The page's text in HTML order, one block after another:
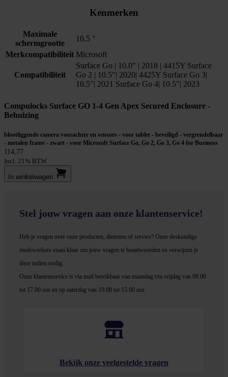
Kenmerken
Maximale
schermgrootte
10.5 "
Merkcompatibiliteit Microsoft
Compatibiliteit
Surface Go | 10.0" | 2018 | 4415Y Surface
Go 2 | 10.5"| 2020| 4425Y Surface Go 3|
10.5"| 2021 Surface Go 4| 10.5"| 2023
Compulocks Surface GO 1-4 Gen Apex Secured Enclosure -
Behuizing
blootliggende camera voorachter en sensors - voor tablet - beveiligd - vergrendelbaar
- metalen frame - zwart - voor Microsoft Surface Go, Go 2, Go 3, Go 4 for Business
114,77
Incl. 21% BTW
In winkel­wagen
Stel jouw vragen aan onze klantenservice!
Heb je vragen over onze producten, diensten of service? Onze deskundige
medewerkers staan klaar om jouw vragen te beantwoorden en verwijzen je
door indien nodig.
Onze klantenservice is via mail bereikbaar van maandag t/m vrijdag van 09.00
tot 17.00 uur en op zaterdag van 10.00 tot 15.00 uur.
Bekijk onze veelgestelde vragen